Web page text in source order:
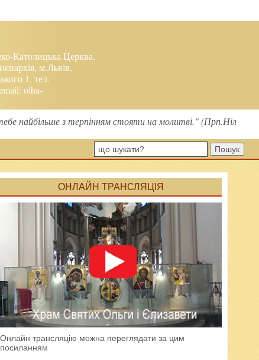
Католицька Церква.
м.Львів,
1, тел.
olha-
найбільше з терпінням стояти на молитві." (Прп.Ніл
Пошук
ОНЛАЙН ТРАНСЛЯЦІЯ
Онлайн трансляцію можна переглядати за цим
посиланням